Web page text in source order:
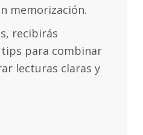
memorización.
recibirás
para combinar
lecturas claras y